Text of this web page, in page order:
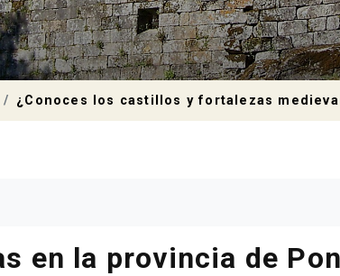
¿Conoces los castillos y fortalezas
en la provincia de